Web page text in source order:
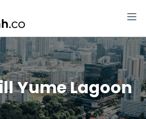
Yume Lagoon